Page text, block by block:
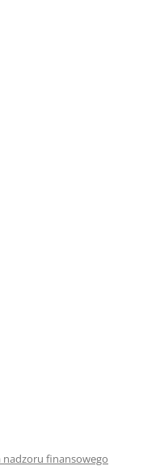
nadzoru finansowego